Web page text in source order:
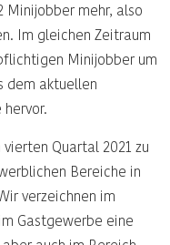
Minijobber mehr, also
Im gleichen Zeitraum
Minijobber um
dem aktuellen
Quartal 2021 zu
Bereiche in
verzeichnen im
Gastgewerbe eine